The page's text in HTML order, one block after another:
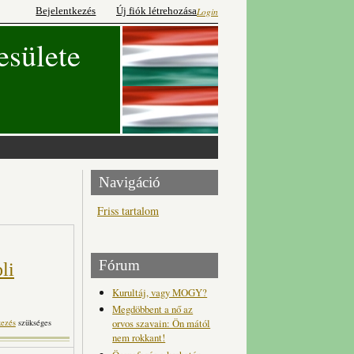
Login
Bejelentkezés Új fiók létrehozása
ünnepli fennállását a
szükséges
Navigáció
Friss tartalom
Fórum
Kurultáj, vagy MOGY?
Megdöbbent a nő az
orvos szavain: Ön mától
nem rokkant!